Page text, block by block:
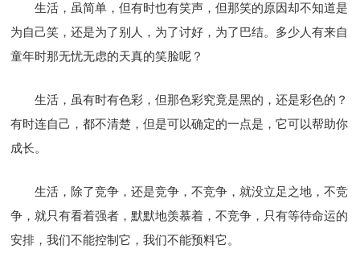
生活，虽简单，但有时也有笑声，但那笑的原因却不知道是
为自己笑，还是为了别人，为了讨好，为了巴结。多少人有来自
童年时那无忧无虑的天真的笑脸呢？
生活，虽有时有色彩，但那色彩究竟是黑的，还是彩色的？
有时连自己，都不清楚，但是可以确定的一点是，它可以帮助你
成长。
生活，除了竞争，还是竞争，不竞争，就没立足之地，不竞
争，就只有看着强者，默默地羡慕着，不竞争，只有等待命运的
安排，我们不能控制它，我们不能预料它。